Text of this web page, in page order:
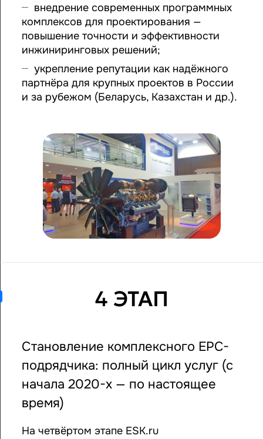
внедрение современных программных
комплексов для проектирования —
повышение точности и эффективности
инжиниринговых решений;
укрепление репутации как надёжного
партнёра для крупных проектов в России
и за рубежом (Беларусь, Казахстан и др.).
4 ЭТАП
Становление комплексного EPC-
подрядчика: полный цикл услуг (с
начала 2020-х — по настоящее
время)
На четвёртом этапе ESK.ru